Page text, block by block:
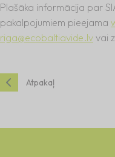
Plašāka informācija par
pakalpojumiem pieejama
riga@ecobaltiavide.lv vai
Atpakaļ